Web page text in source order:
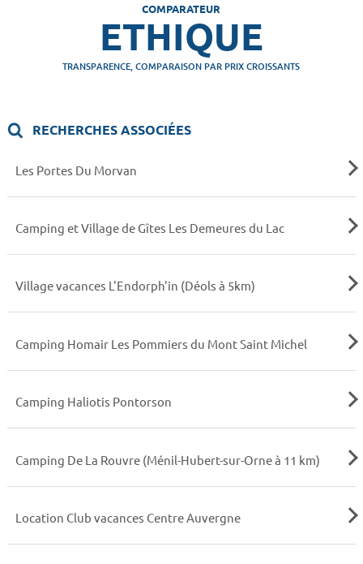
COMPARATEUR
ETHIQUE
TRANSPARENCE, COMPARAISON PAR PRIX CROISSANTS
RECHERCHES ASSOCIÉES
Les Portes Du Morvan
Camping et Village de Gîtes Les Demeures du Lac
Village vacances L'Endorph'in (Déols à 5km)
Camping Homair Les Pommiers du Mont Saint Michel
Camping Haliotis Pontorson
Camping De La Rouvre (Ménil-Hubert-sur-Orne à 11 km)
Location Club vacances Centre Auvergne